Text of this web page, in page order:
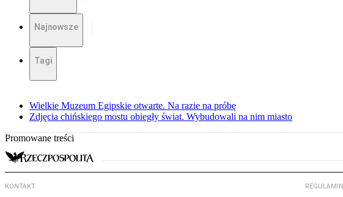
Najnowsze
Tagi
Wielkie Muzeum Egipskie otwarte. Na razie na próbę
Zdjęcia chińskiego mostu obiegły świat. Wybudowali na nim miasto
Promowane treści
KONTAKT REGULAMIN